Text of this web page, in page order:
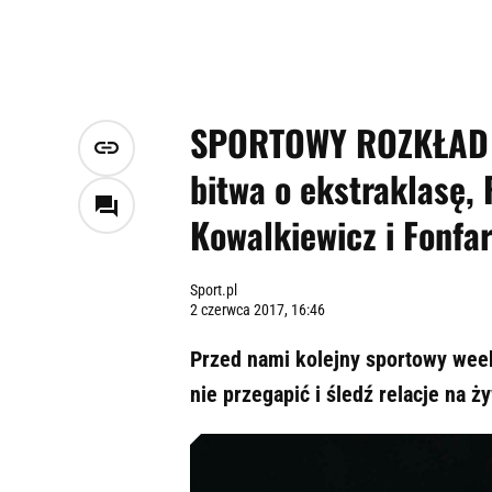
SPORTOWY
bitwa o ekstraklasę,
Kowalkiewicz i
Sport.pl
2 czerwca 2017, 16:46
Przed nami kolejny sportowy
nie przegapić i śledź relacje na